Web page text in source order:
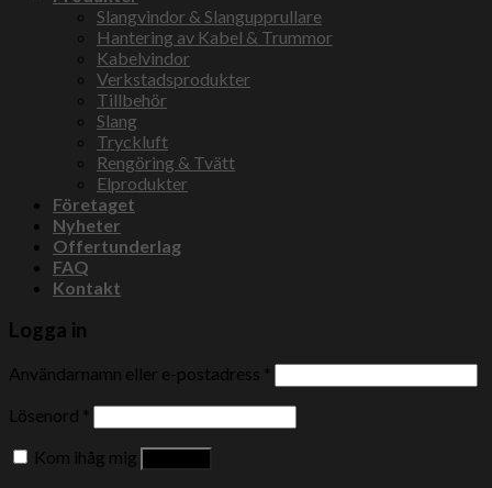
Slangvindor & Slangupprullare
Hantering av Kabel & Trummor
Kabelvindor
Verkstadsprodukter
Tillbehör
Slang
Tryckluft
Rengöring & Tvätt
Elprodukter
Företaget
Nyheter
Offertunderlag
FAQ
Kontakt
Logga in
Användarnamn eller e-postadress *
Lösenord *
Kom ihåg mig